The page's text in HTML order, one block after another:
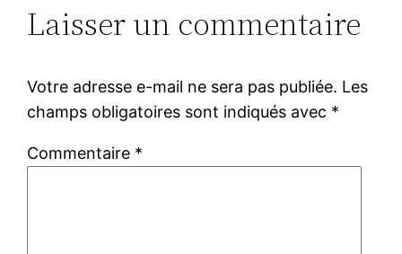
Laisser un commentaire
Votre adresse e-mail ne sera pas publiée. Les
champs obligatoires sont indiqués avec *
Commentaire *